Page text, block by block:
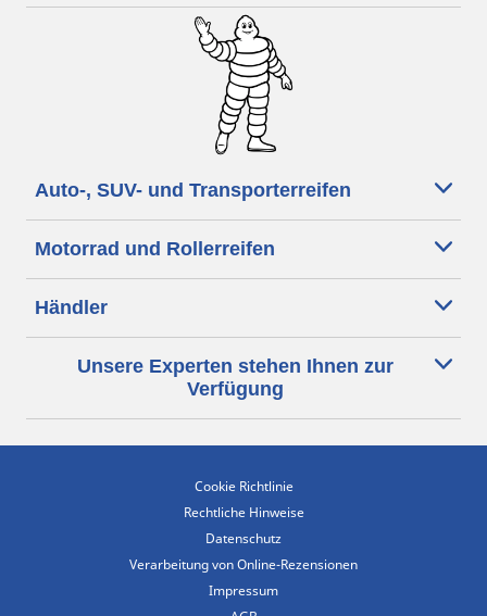
Auto-, SUV- und Transporterreifen
Motorrad und Rollerreifen
Händler
Unsere Experten stehen Ihnen zur
Verfügung
Cookie Richtlinie
Rechtliche Hinweise
Datenschutz
Verarbeitung von Online-Rezensionen
Impressum